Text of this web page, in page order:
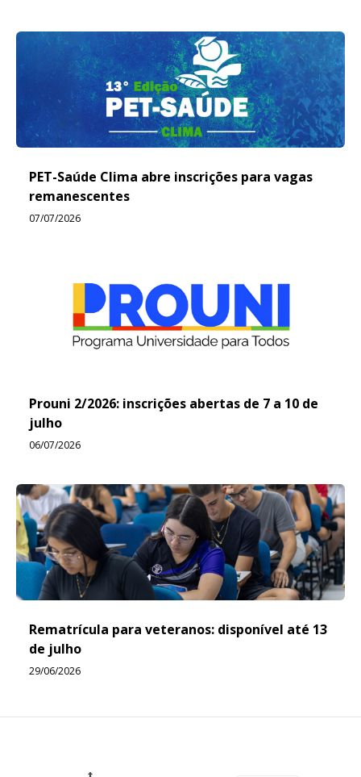
PET-Saúde Clima abre inscrições para vagas
remanescentes
07/07/2026
Prouni 2/2026: inscrições abertas de 7 a 10 de
julho
06/07/2026
Rematrícula para veteranos: disponível até 13
de julho
29/06/2026